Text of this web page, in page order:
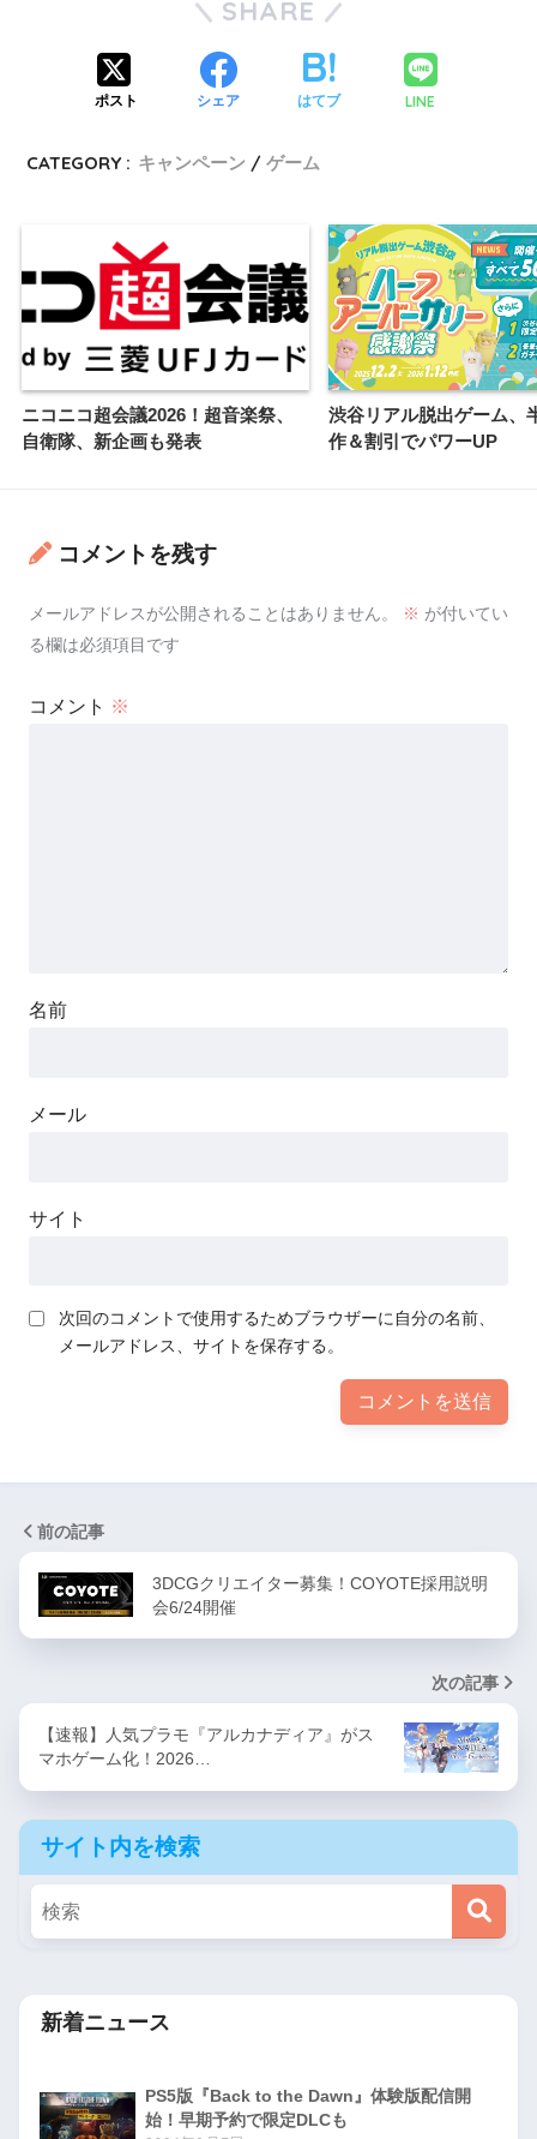
SHARE
ポスト シェア はてブ LINE
CATEGORY : キャンペーン ゲーム
ニコニコ超会議2026！超音楽祭、
自衛隊、新企画も発表
渋谷リアル脱出ゲーム、
作＆割引でパワーUP
コメントを残す
メールアドレスが公開されることはありません。 ※ が付いてい
る欄は必須項目です
コメント ※
名前
メール
サイト
次回のコメントで使用するためブラウザーに自分の名前、
メールアドレス、サイトを保存する。
前の記事
3DCGクリエイター募集！COYOTE採用説明
会6/24開催
次の記事
【速報】人気プラモ『アルカナディア』がス
マホゲーム化！2026…
サイト内を検索
新着ニュース
PS5版『Back to the Dawn』体験版配信開
始！早期予約で限定DLCも